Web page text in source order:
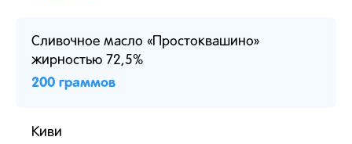
Сливочное масло «Простоквашино»
жирностью 72,5%
200 граммов
Киви